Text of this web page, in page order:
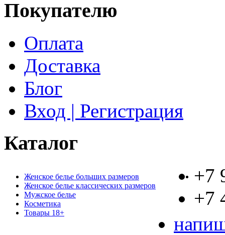
Покупателю
Оплата
Доставка
Блог
Вход | Регистрация
Каталог
Женское белье больших размеров
Женское белье классических размеров
Мужское белье
Косметика
Товары 18+
+7
+7